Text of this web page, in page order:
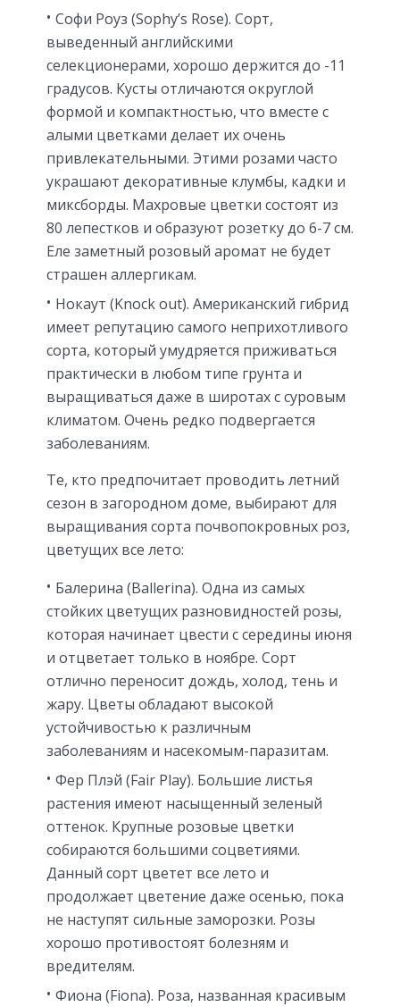
Софи Роуз (Sophy’s Rose). Сорт,
выведенный английскими
селекционерами, хорошо держится до -11
градусов. Кусты отличаются округлой
формой и компактностью, что вместе с
алыми цветками делает их очень
привлекательными. Этими розами часто
украшают декоративные клумбы, кадки и
миксборды. Махровые цветки состоят из
80 лепестков и образуют розетку до 6-7 см.
Еле заметный розовый аромат не будет
страшен аллергикам.
Нокаут (Knock out). Американский гибрид
имеет репутацию самого неприхотливого
сорта, который умудряется приживаться
практически в любом типе грунта и
выращиваться даже в широтах с суровым
климатом. Очень редко подвергается
заболеваниям.
Те, кто предпочитает проводить летний
сезон в загородном доме, выбирают для
выращивания сорта почвопокровных роз,
цветущих все лето:
Балерина (Ballerina). Одна из самых
стойких цветущих разновидностей розы,
которая начинает цвести с середины июня
и отцветает только в ноябре. Сорт
отлично переносит дождь, холод, тень и
жару. Цветы обладают высокой
устойчивостью к различным
заболеваниям и насекомым-паразитам.
Фер Плэй (Fair Play). Большие листья
растения имеют насыщенный зеленый
оттенок. Крупные розовые цветки
собираются большими соцветиями.
Данный сорт цветет все лето и
продолжает цветение даже осенью, пока
не наступят сильные заморозки. Розы
хорошо противостоят болезням и
вредителям.
Фиона (Fiona). Роза, названная красивым